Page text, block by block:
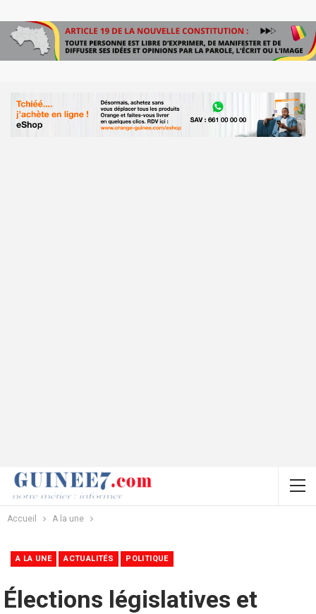
Accueil A la une
A LA UNE ACTUALITÉS POLITIQUE
Élections législatives et